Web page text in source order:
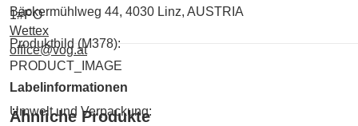
Bäckermühlweg 44, 4030 Linz, AUSTRIA
Wettex
office@vog.at
Labelinformationen
Umwelt und Verpackung:
1#PO
Produktbild (M378):
PRODUCT_IMAGE
Ähnliche Produkte